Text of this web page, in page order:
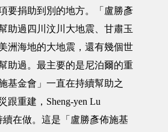
要捐助到別的地方。「盧勝彥
助過四川汶川大地震、甘肅玉
洲海地的大地震，還有幾個世
助過。最主要的是尼泊爾的重
基金會」一直在持續幫助之
跟重建，Sheng-yen Lu
續在做。這是「盧勝彥佈施基